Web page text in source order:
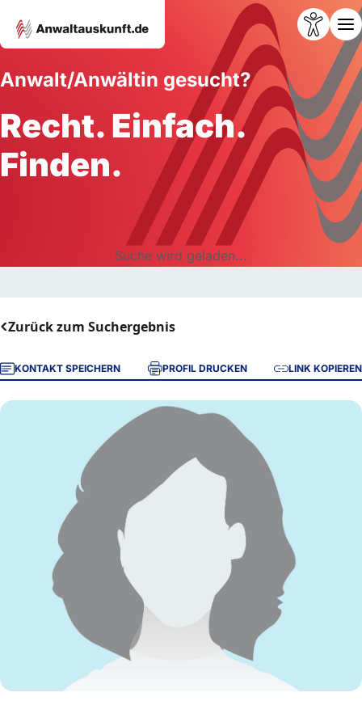
Anwalt/Anwältin gesucht?
Recht. Einfach.
Finden.
Suche wird geladen...
Zurück zum Suchergebnis
KONTAKT SPEICHERN PROFIL DRUCKEN LINK KOPIEREN